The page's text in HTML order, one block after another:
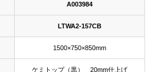
A003984
LTWA2-157CB
1500×750×850mm
ケミトップ（黒） 20mm仕上げ